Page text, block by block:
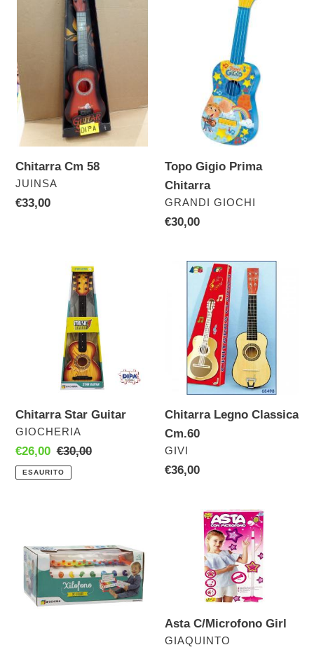
Chitarra Cm 58
VENDITORE
JUINSA
Prezzo
€33,00
Topo Gigio Prima
Chitarra
VENDITORE
GRANDI GIOCHI
Prezzo
€30,00
Chitarra Star Guitar
VENDITORE
GIOCHERIA
Prezzo
scontato
€26,00 Prezzo
di
€30,00
ESAURITO
Chitarra
Classica
Cm.60
Chitarra Legno Classica
Cm.60
VENDITORE
GIVI
Prezzo
€36,00
Colori
Gio
Baby
C/Microfono
Asta C/Microfono Girl
VENDITORE
GIAQUINTO